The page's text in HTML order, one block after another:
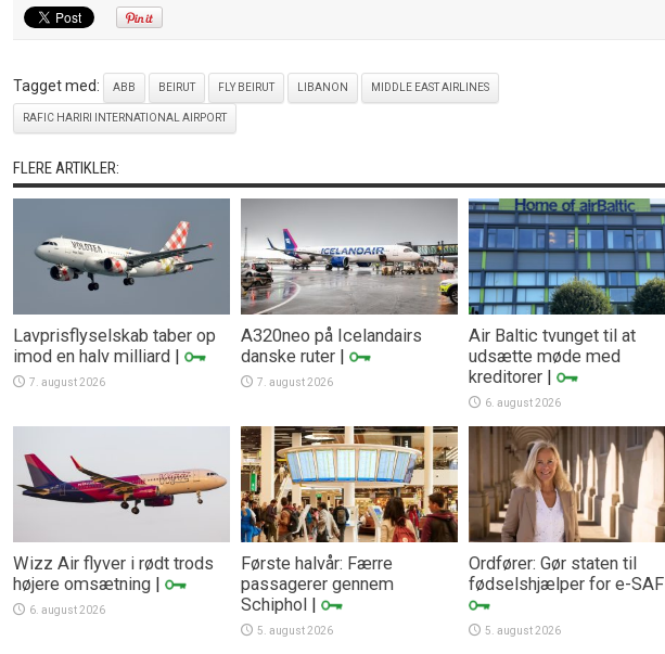
Tagget med: ABB BEIRUT FLY BEIRUT LIBANON MIDDLE EAST AIRLINES
RAFIC HARIRI INTERNATIONAL AIRPORT
FLERE ARTIKLER:
Lavprisflyselskab taber op
imod en halv milliard |
7. august 2026
A320neo på Icelandairs
danske ruter |
7. august 2026
Air Baltic tvunget til at
udsætte møde med
kreditorer |
6. august 2026
Wizz Air flyver i rødt trods
højere omsætning |
6. august 2026
Første halvår: Færre
passagerer gennem
Schiphol |
5. august 2026
Ordfører: Gør staten til
fødselshjælper for e-SAF
5. august 2026